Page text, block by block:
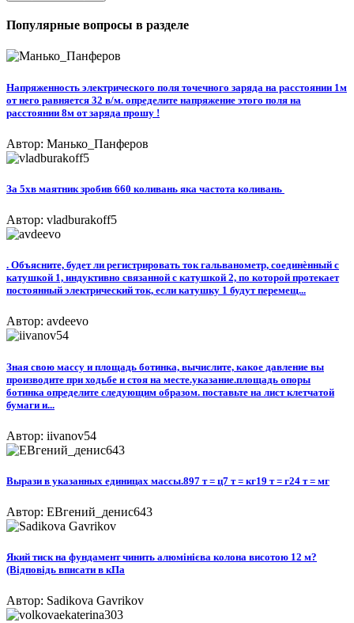
Популярные вопросы в разделе
Напряженность электрического поля точечного заряда на расстоянии 1м
от него равняется 32 в/м. определите напряжение этого поля на
расстоянии 8м от заряда прошу !
Автор: Манько_Панферов
За 5хв маятник зробив 660 коливань яка частота коливань ​
Автор: vladburakoff5
. Объясните, будет ли регистрировать ток гальванометр, соединѐнный с
катушкой 1, индуктивно связанной с катушкой 2, по которой протекает
постоянный электрический ток, если катушку 1 будут перемещ...
Автор: avdeevo
Зная свою массу и площадь ботинка, вычислите, какое давление вы
производите при ходьбе и стоя на месте.указание.площадь опоры
ботинка определите следующим образом. поставьте на лист клетчатой
бумаги и...
Автор: iivanov54
Вырази в указанных единицах массы.897 т = ц7 т = кг19 т = г24 т = мг
Автор: ЕВгений_денис643
Який тиск на фундамент чинить алюмінієва колона висотою 12 м?
(Відповідь вписати в кПа
Автор: Sadikova Gavrikov